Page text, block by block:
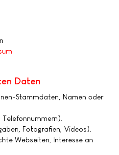
Daten
Stammdaten, Namen oder
Fotografien, Videos).
Webseiten, Interesse an